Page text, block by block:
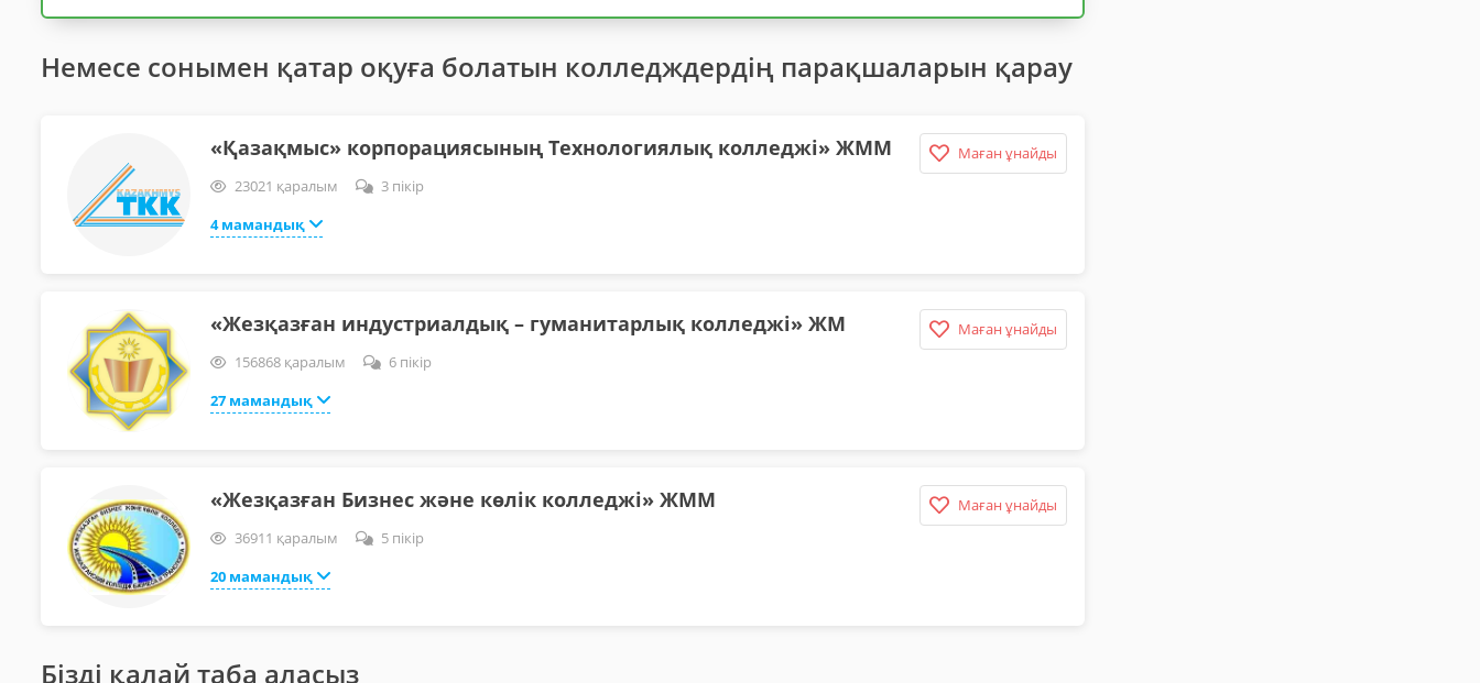
Немесе сонымен қатар оқуға болатын колледждердің парақшаларын қарау
«Қазақмыс» корпорациясының Технологиялық колледжі» ЖММ
23021 қаралым
3 пікір
4 мамандық
Маған ұнайды
«Жезқазған индустриалдық – гуманитарлық колледжі» ЖМ
156868 қаралым
6 пікір
27 мамандық
Маған ұнайды
«Жезқазған Бизнес және көлік колледжі» ЖММ
36911 қаралым
5 пікір
20 мамандық
Маған ұнайды
Бізді қалай таба аласыз